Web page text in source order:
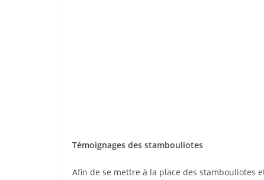
Témoignages des stambouliotes
Afin de se mettre à la place des stambouliotes